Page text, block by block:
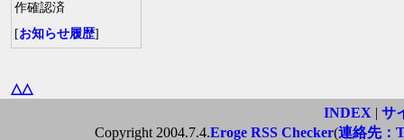
作確認済
[お知らせ履歴]
△△
INDEX | サ
Copyright 2004.7.4.Eroge RSS Checker(連絡先：